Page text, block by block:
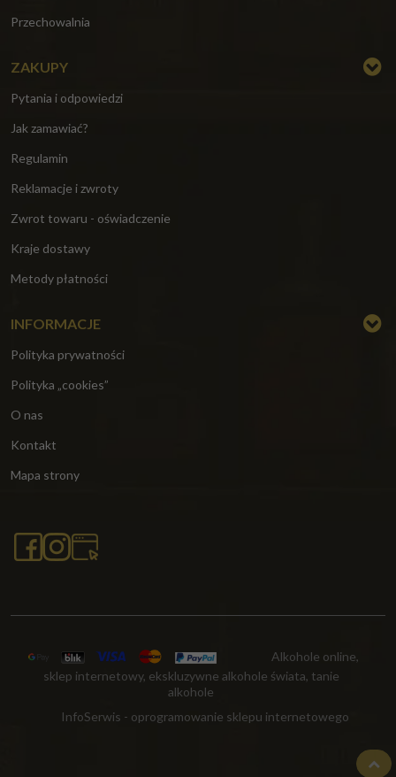
Przechowalnia
ZAKUPY
Pytania i odpowiedzi
Jak zamawiać?
Regulamin
Reklamacje i zwroty
Zwrot towaru - oświadczenie
Kraje dostawy
Metody płatności
INFORMACJE
Polityka prywatności
Polityka „cookies”
O nas
Kontakt
Mapa strony
Alkohole online,
sklep internetowy, ekskluzywne alkohole świata, tanie
alkohole
InfoSerwis - oprogramowanie sklepu internetowego